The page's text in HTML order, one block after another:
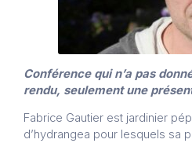
Conférence qui n’a pas
rendu, seulement une
Fabrice Gautier est jardinier
d’hydrangea pour lesquels sa